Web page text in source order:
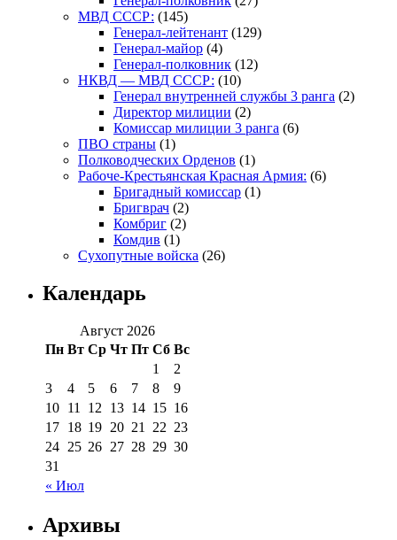
МВД СССР: (145)
Генерал-лейтенант (129)
Генерал-майор (4)
Генерал-полковник (12)
НКВД — МВД СССР: (10)
Генерал внутренней службы 3 ранга (2)
Директор милиции (2)
Комиссар милиции 3 ранга (6)
ПВО страны (1)
Полководческих Орденов (1)
Рабоче-Крестьянская Красная Армия: (6)
Бригадный комиссар (1)
Бригврач (2)
Комбриг (2)
Комдив (1)
Сухопутные войска (26)
Календарь
Август 2026
Пн Вт Ср Чт Пт Сб Вс
« Июл
1
2
3
4 5 6 7 8
9
10 11 12 13 14 15 16
17 18 19 20 21 22 23
24 25 26 27 28 29 30
31
Архивы